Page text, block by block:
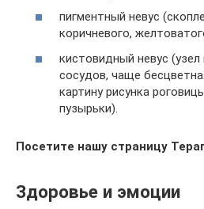
пигментный невус
коричневого,
кистовидный невус
сосудов, чаще
картину рисунка
пузырьки).
Посетите нашу страницу
Здоровье и эмоции